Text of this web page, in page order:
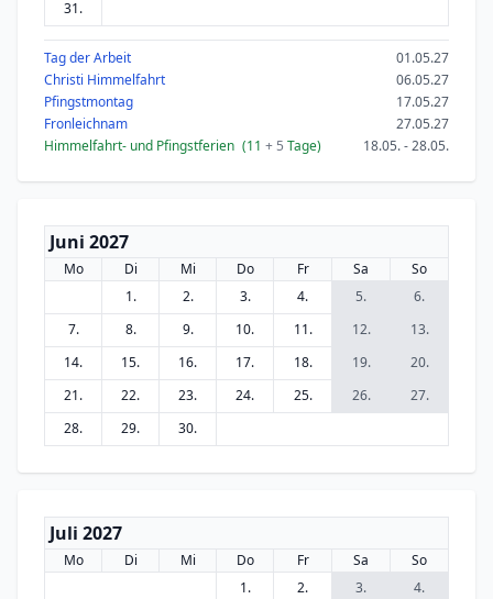
31.
Tag der Arbeit
01.05.27
Christi Himmelfahrt
06.05.27
Pfingstmontag
17.05.27
Fronleichnam
27.05.27
Himmelfahrt- und Pfingstferien (11 + 5 Tage) 18.05. - 28.05.
Juni 2027
Mo Di Mi Do Fr Sa
So
1.
2. 3. 4. 5.
6.
7.
8. 9. 10. 11. 12.
13.
14.
15. 16. 17. 18. 19.
20.
21.
22. 23. 24. 25. 26.
27.
28.
29. 30.
Juli 2027
Mo Di Mi Do Fr Sa
So
1.
2. 3.
4.